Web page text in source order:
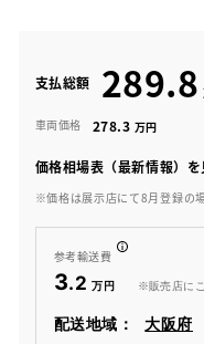
支払総額 289.8
車両価格 278.3
価格相場表（最新情報）を
※価格は展示店にて8月登録の
参考輸送費
3.2 ※販売店に
配送地域： 大阪府